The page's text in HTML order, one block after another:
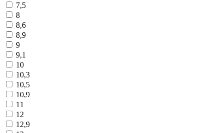
7,5
8
8,6
8,9
9
9,1
10
10,3
10,5
10,9
11
12
12,9